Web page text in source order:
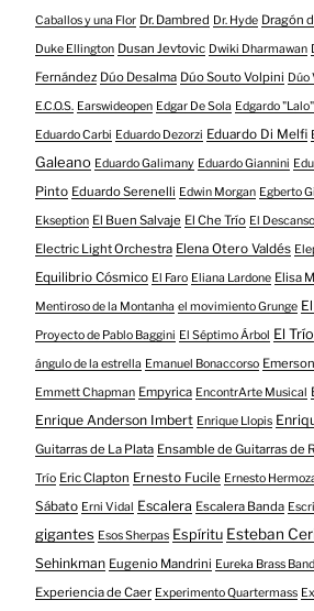
Caballos y una Flor Dr. Dambred Dr. Hyde Dragón
Duke Ellington Dusan Jevtovic Dwiki Dharmawan
Fernández Dúo Desalma Dúo Souto Volpini Dúo
E.C.O.S. Earswideopen Edgar De Sola Edgardo
Eduardo Carbi Eduardo Dezorzi Eduardo Di Melfi
Galeano Eduardo Galimany Eduardo Giannini
Pinto Eduardo Serenelli Edwin Morgan Egberto
Ekseption El Buen Salvaje El Che Trío El
Electric Light Orchestra Elena Otero Valdés
Equilibrio Cósmico El Faro Eliana Lardone Elisa
Mentiroso de la Montanha el movimiento Grunge
Proyecto de Pablo Baggini El Séptimo Árbol El Trío
ángulo de la estrella Emanuel Bonaccorso
Emmett Chapman Empyrica EncontrArte Musical
Enrique Anderson Imbert Enrique Llopis
Guitarras de La Plata Ensamble de Guitarras de
Trío Eric Clapton Ernesto Fucile Ernesto
Sábato Erni Vidal Escalera Escalera Banda
gigantes Esos Sherpas Espíritu Esteban
Sehinkman Eugenio Mandrini Eureka Brass Band
Experiencia de Caer Experimento Quartermass